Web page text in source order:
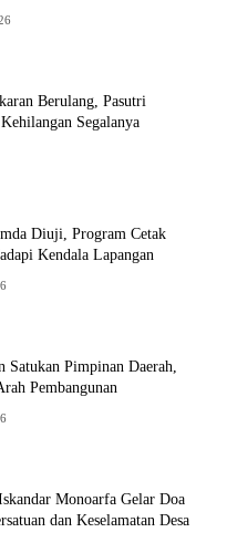
Berulang, Pasutri
Segalanya
Diuji, Program Cetak
Kendala Lapangan
Satukan Pimpinan Daerah,
Pembangunan
Monoarfa Gelar Doa
dan Keselamatan Desa